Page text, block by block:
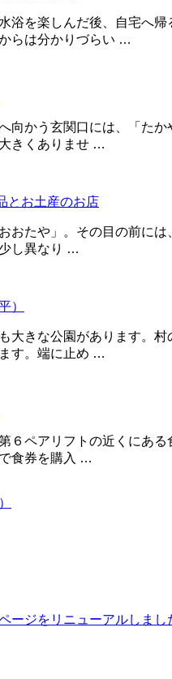
浴を楽しんだ後、自宅へ
らは分かりづらい …
向かう玄関口には、「た
きくありませ …
とお土産のお店
おたや」。その目の前に
し異なり …
）
大きな公園があります。
す。端に止め …
６ペアリフトの近くにあ
食券を購入 …
ージをリニューアルしまし